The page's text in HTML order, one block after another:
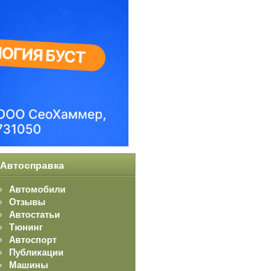
Автосправка
Автомобили
Отзывы
Автостатьи
Тюнинг
Автоспорт
Публикации
Машины